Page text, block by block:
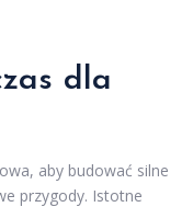
dla
aby budować silne
przygody. Istotne